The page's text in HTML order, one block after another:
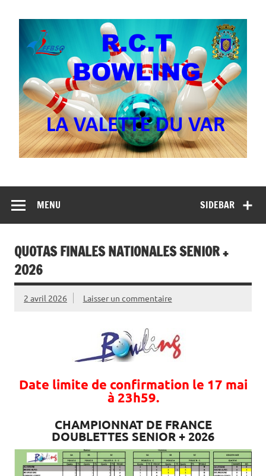
SIDEBAR
MENU
QUOTAS FINALES NATIONALES SENIOR +
2026
2 avril 2026 Laisser un commentaire
Date limite de confirmation le 17 mai
à 23h59.
CHAMPIONNAT DE FRANCE
DOUBLETTES SENIOR + 2026